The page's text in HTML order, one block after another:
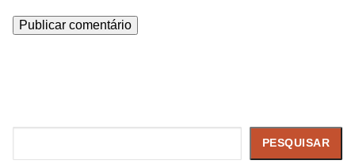
PESQUISAR